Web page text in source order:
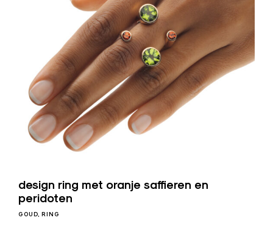
design ring met oranje saffieren en
peridoten
GOUD RING